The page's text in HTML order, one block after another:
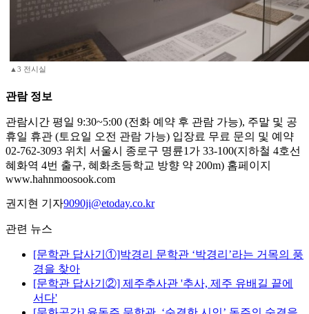
▲3 전시실
관람 정보
관람시간 평일 9:30~5:00 (전화 예약 후 관람 가능), 주말 및 공
휴일 휴관 (토요일 오전 관람 가능) 입장료 무료 문의 및 예약
02-762-3093 위치 서울시 종로구 명륜1가 33-100(지하철 4호선
혜화역 4번 출구, 혜화초등학교 방향 약 200m) 홈페이지
www.hahnmoosook.com
권지현 기자9090ji@etoday.co.kr
관련 뉴스
[문학관 답사기①]박경리 문학관 ‘박경리’라는 거목의 풍
경을 찾아
[문학관 답사기②] 제주추사관 '추사, 제주 유배길 끝에
서다'